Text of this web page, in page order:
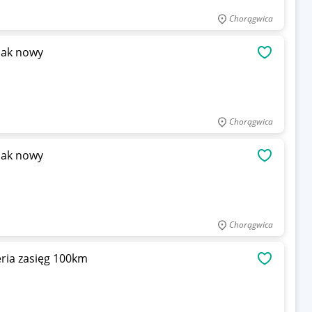
Chorągwica
nowy
Chorągwica
nowy
Chorągwica
zasięg 100km